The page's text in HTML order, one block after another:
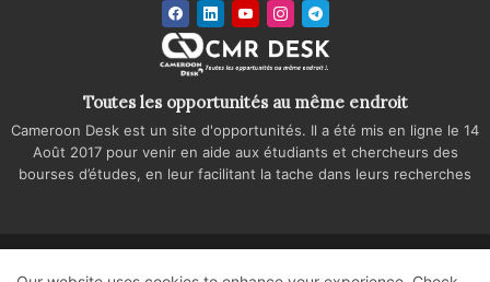
Toutes les opportunités au même endroit
Cameroon Desk est un site d'opportunités. Il a été mis en ligne le 14
Août 2017 pour venir en aide aux étudiants et chercheurs des
bourses d’études, en leur facilitant la tache dans leurs recherches